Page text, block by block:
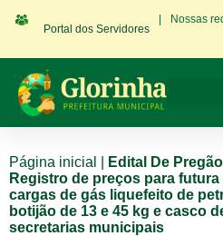
Portal dos Servidores
Nossas
Página inicial
Edital De
Registro de preços para
cargas de gás liquefeito de
botijão de 13 e 45 kg e casco
secretarias municipais